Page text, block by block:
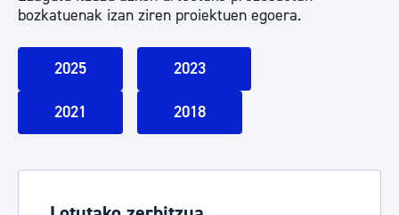
bozkatuenak izan ziren proiektuen egoera.
2025 2023
2021 2018